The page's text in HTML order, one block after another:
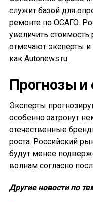
служит базой для
ремонте по ОСАГО.
увеличить
отмечают эксперты и
как Autonews.ru.
Прогнозы и
Эксперты
особенно затронут
отечественные
роста. Российский
будут менее
волнам согласно
Другие новости по